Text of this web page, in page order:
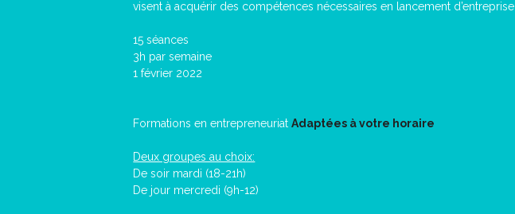
visent à acquérir des compétences nécessaires en lancement d’entreprise.
15 séances
3h par semaine
1 février 2022
Formations en entrepreneuriatAdaptées à votre horaire
Deux groupes au choix:
De soir mardi (18-21h)
De jour mercredi (9h-12)